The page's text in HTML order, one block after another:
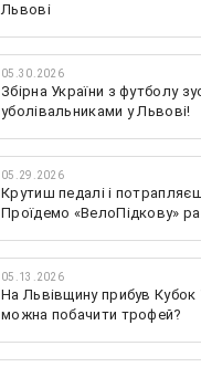
Львові
05.30.2026
Збірна України з футболу
уболівальниками у Львові!
05.29.2026
Крутиш педалі і
Проїдемо «ВелоПідкову»
05.13.2026
На Львівщину прибув Кубок
можна побачити трофей?